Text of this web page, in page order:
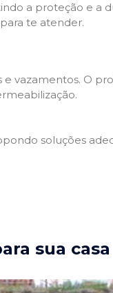
a proteção e a
te atender.
vazamentos. O
soluções
sua casa